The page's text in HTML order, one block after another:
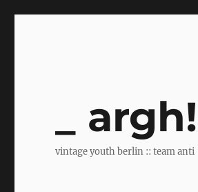
argh!
vintage youth berlin :: team anti